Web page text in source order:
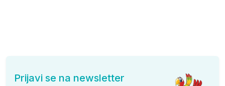
Prijavi se na newsletter